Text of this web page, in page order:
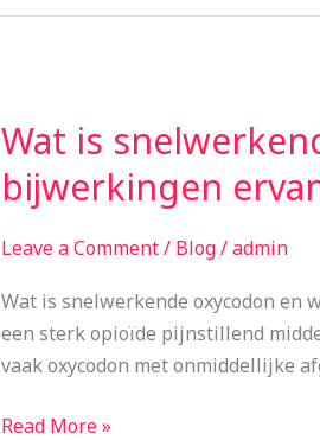
Wat is
bijwerkingen
Leave a Comment/ Blog/admin
Wat is snelwerkende oxycodon en
een sterk opioïde pijnstillend
vaak oxycodon met onmiddellijke
Wat
snelwerkende
en
wat
zijn
de
en
Read More »